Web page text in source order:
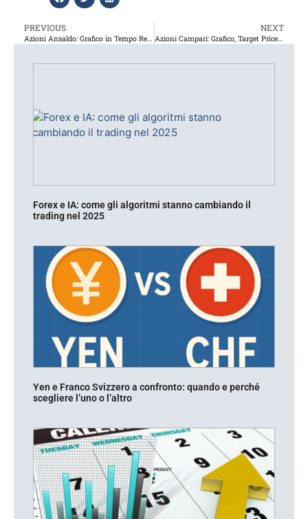
PREVIOUS
Azioni Ansaldo: Grafico in Tempo Reale e Notizie
NEXT
Azioni Campari: Grafico, Target Price e Notizie
Forex e IA: come gli algoritmi stanno cambiando il
trading nel 2025
Yen e Franco Svizzero a confronto: quando e perché
scegliere l’uno o l’altro